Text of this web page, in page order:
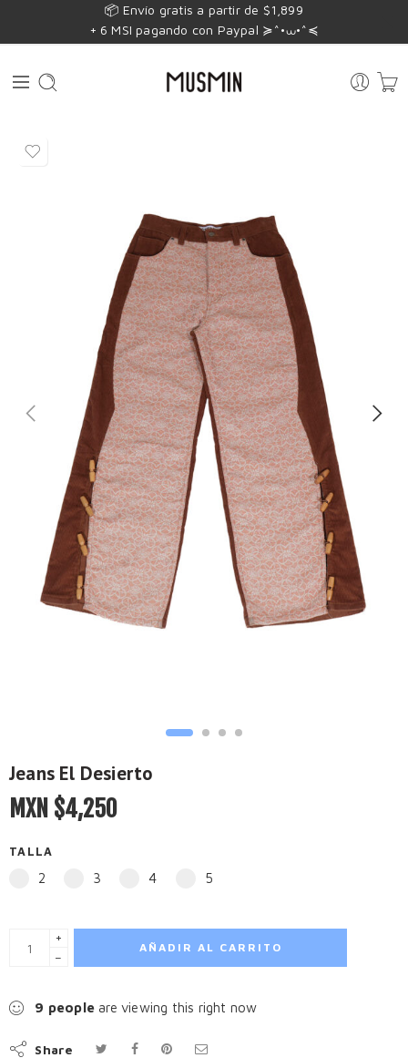
📦 Envío gratis a partir de $1,899
+ 6 MSI pagando con Paypal ≽^•⩊•^≼
Jeans El Desierto
MXN $4,250
TALLA
2 3 4 5
+
−
AÑADIR AL CARRITO
9 people are viewing this right now
Share